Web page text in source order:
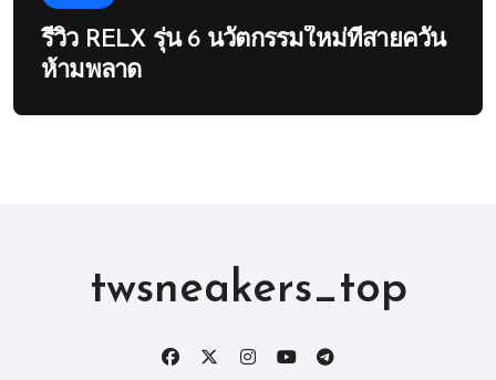
รีวิว RELX รุ่น 6 นวัตกรรมใหม่ที่สายควัน
ห้ามพลาด
twsneakers_top